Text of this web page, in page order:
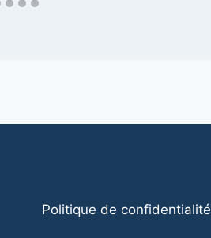
Politique de confidentialité